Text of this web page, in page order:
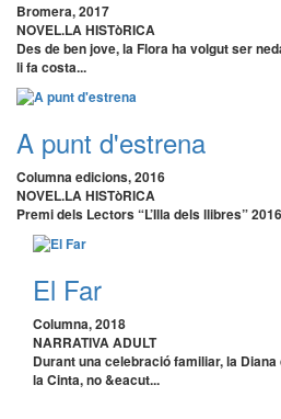
Bromera, 2017
NOVEL.LA HISTòRICA
Des de ben jove, la Flora ha volgut ser
li fa costa...
A punt d'estrena
Columna edicions, 2016
NOVEL.LA HISTòRICA
Premi dels Lectors “L’Illa dels llibres” 2016
El Far
Columna, 2018
NARRATIVA ADULT
Durant una celebració familiar, la
la Cinta, no &eacut...